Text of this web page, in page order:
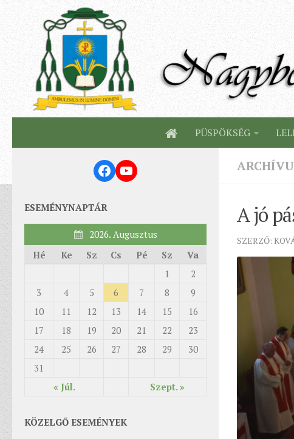
PÜSPÖKSÉG
A jó
SZERZŐ:
Facebook
YouTube
ESEMÉNYNAPTÁR
2026. Augusztus
Hé
Ke Sz Cs Pé Sz Va
« Júl. Szept. »
1
2
3
4 5 6 7 8
9
10
11 12 13 14 15
16
17
18 19 20 21 22
23
24
25 26 27 28 29
30
31
KÖZELGŐ ESEMÉNYEK